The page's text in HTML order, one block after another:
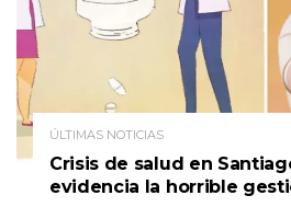
ÚLTIMAS NOTICIAS
Crisis de salud en
evidencia la horrible